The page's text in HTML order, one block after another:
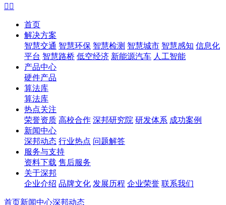
 
首页
解决方案
智慧交通 智慧环保 智慧检测 智慧城市 智慧感知 信息化
平台 智慧路桥 低空经济 新能源汽车 人工智能
产品中心
硬件产品
算法库
算法库
热点关注
荣誉资质 高校合作 深邦研究院 研发体系 成功案例
新闻中心
深邦动态 行业热点 问题解答
服务与支持
资料下载 售后服务
关于深邦
企业介绍 品牌文化 发展历程 企业荣誉 联系我们
首页新闻中心深邦动态